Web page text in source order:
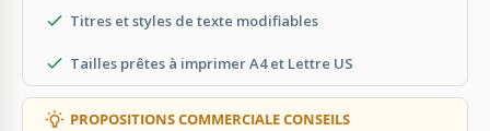
Titres et styles de texte modifiables
Tailles prêtes à imprimer A4 et Lettre US
PROPOSITIONS COMMERCIALE CONSEILS